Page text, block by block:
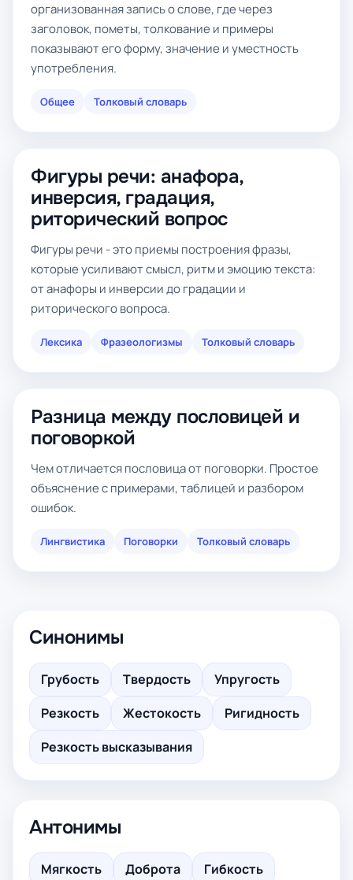
организованная запись о слове, где через
заголовок, пометы, толкование и примеры
показывают его форму, значение и уместность
употребления.
Общее Толковый словарь
Фигуры речи: анафора,
инверсия, градация,
риторический вопрос
Фигуры речи - это приемы построения фразы,
которые усиливают смысл, ритм и эмоцию текста:
от анафоры и инверсии до градации и
риторического вопроса.
Лексика Фразеологизмы Толковый словарь
Разница между пословицей и
поговоркой
Чем отличается пословица от поговорки. Простое
объяснение с примерами, таблицей и разбором
ошибок.
Лингвистика Поговорки Толковый словарь
Синонимы
Грубость Твердость
Упругость
Резкость
Жестокость
Ригидность
Резкость высказывания
Антонимы
Мягкость Доброта Гибкость